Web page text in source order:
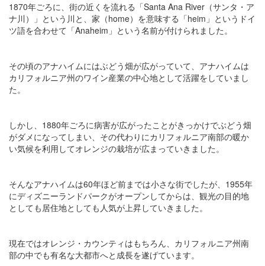
1870年ごろに、街の近くを流れる「Santa Ana River（サンタ・ア
ナ川）」という川と、家（home）を意味する「heim」というドイ
ツ語を合わせて「Anaheim」という名前が付けられました。
その頃のアナハイムにはぶどう畑が広がっていて、アナハイムは
カリフォルニア州のワイン産業の中心地として活躍をしていまし
た。
しかし、1880年ごろに病害が広がったことがきっかけでぶどう畑
がダメになってしまい、その代わりにカリフォルニア南部の暖か
い気候を利用してオレンジの栽培が広まっていきました。
そんなアナハイムは60年ほど前までは小さな街でしたが、1955年
にディズニーランドパークがオープンしてからは、観光の目的地
としても居住地としても人気が上昇していきました。
現在ではオレンジ・カウンティはもちろん、カリフォルニア州南
部の中でも有名な大都市へと成長を遂げています。